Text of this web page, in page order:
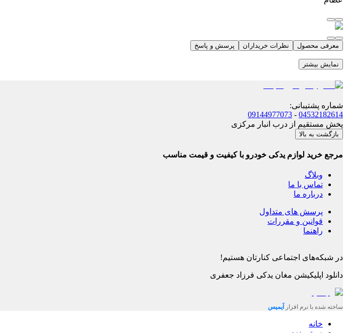
معرفی محصول نظرات خریداران پرسش و پاسخ
نمایش بیشتر
شماره پشتیبانی:
04532182614
-
09144977073
پخش مستقیم از درب انبار مرکزی
بازگشت به بالا
مرجع خرید لوازم یدکی خودرو با کیفیت و قیمت مناسب
وبلاگ
تماس با ما
درباره ما
پرسش های متداول
قوانین و مقررات
راهنما
در شبکه‌های اجتماعی کنارتان هستیم!
دانلود اپلیکیشن مغان یدکی فرزاد جعفری
ساخته شده با نرم افزار آیمیس
خانه